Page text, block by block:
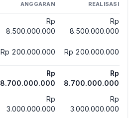
ANGGARAN REALISASI
Rp
8.500.000.000
Rp
8.500.000.000
Rp 200.000.000 Rp 200.000.000
Rp
8.700.000.000
Rp
8.700.000.000
Rp
3.000.000.000
Rp
3.000.000.000